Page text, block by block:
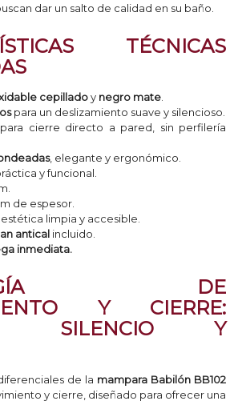
dar un salto de calidad en su baño.
TÉCNICAS
cepilladoy negro mate
para un deslizamiento suave y silencioso.
cierre directo a pared, sin perfilería
, elegante y ergonómico.
y funcional.
de espesor.
, estética limpia y accesible.
antical incluido.
inmediata.
DE
Y CIERRE:
SILENCIO Y
de la mampara Babilón BB102
y cierre, diseñado para ofrecer una